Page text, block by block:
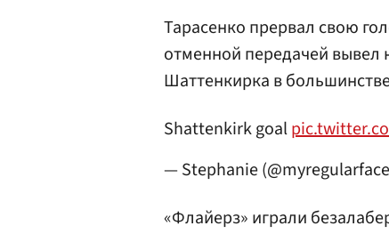
Тарасенко прервал свою
отменной передачей вывел
Шаттенкирка в
Shattenkirk goal
— Stephanie
«Флайерз» играли